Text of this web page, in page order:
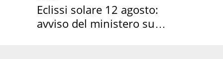
Eclissi solare 12 agosto:
avviso del ministero su